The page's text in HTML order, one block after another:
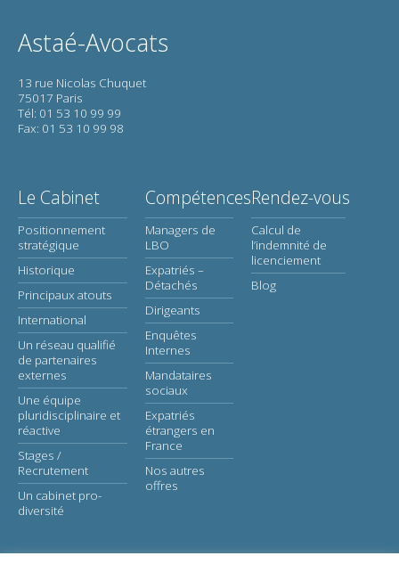
Astaé-Avocats
13 rue Nicolas Chuquet
75017 Paris
Tél: 01 53 10 99 99
Fax: 01 53 10 99 98
Le Cabinet
Positionnement
stratégique
Historique
Principaux atouts
International
Un réseau qualifié
de partenaires
externes
Une équipe
pluridisciplinaire et
réactive
Stages /
Recrutement
Un cabinet pro-
diversité
Compétences
Managers de
LBO
Expatriés –
Détachés
Dirigeants
Enquêtes
Internes
Mandataires
sociaux
Expatriés
étrangers en
France
Nos autres
offres
Rendez-vous
Calcul de
l’indemnité de
licenciement
Blog